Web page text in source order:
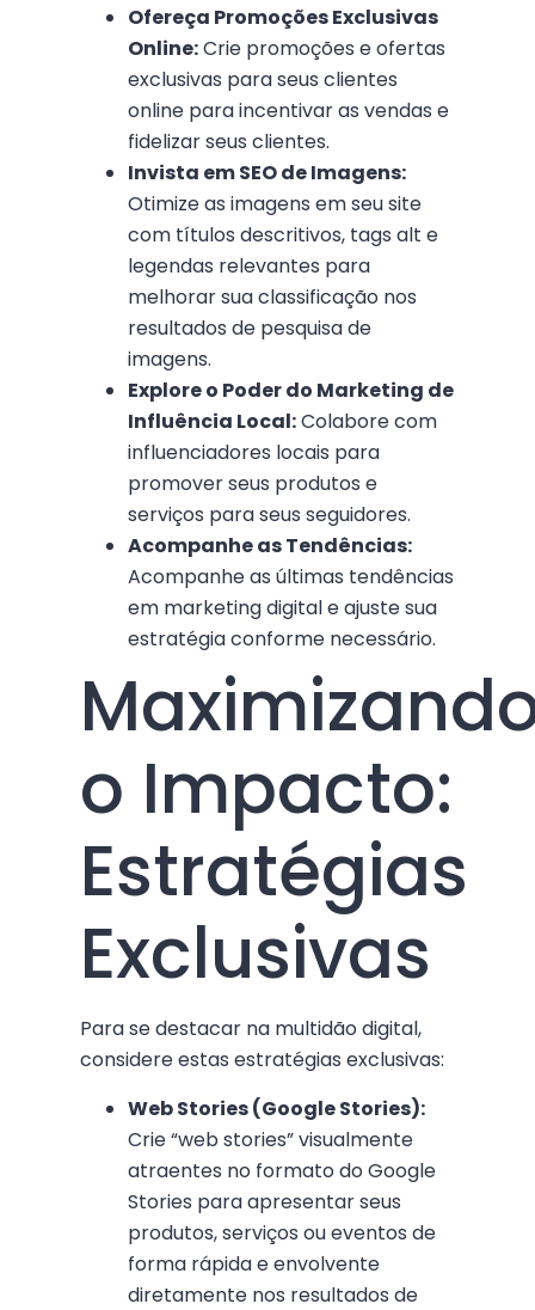
Ofereça Promoções Exclusivas
Online:Crie promoções e ofertas
exclusivas para seus clientes
online para incentivar as vendas e
fidelizar seus clientes.
Invista em SEO de Imagens:
Otimize as imagens em seu site
com títulos descritivos, tags alt e
legendas relevantes para
melhorar sua classificação nos
resultados de pesquisa de
imagens.
Explore o Poder do Marketing de
Influência Local:Colabore com
influenciadores locais para
promover seus produtos e
serviços para seus seguidores.
Acompanhe as Tendências:
Acompanhe as últimas tendências
em marketing digital e ajuste sua
estratégia conforme necessário.
o Impacto:
Estratégias
Exclusivas
Para se destacar na multidão digital,
considere estas estratégias exclusivas:
Web Stories (Google Stories):
Crie “web stories” visualmente
atraentes no formato do Google
Stories para apresentar seus
produtos, serviços ou eventos de
forma rápida e envolvente
diretamente nos resultados de